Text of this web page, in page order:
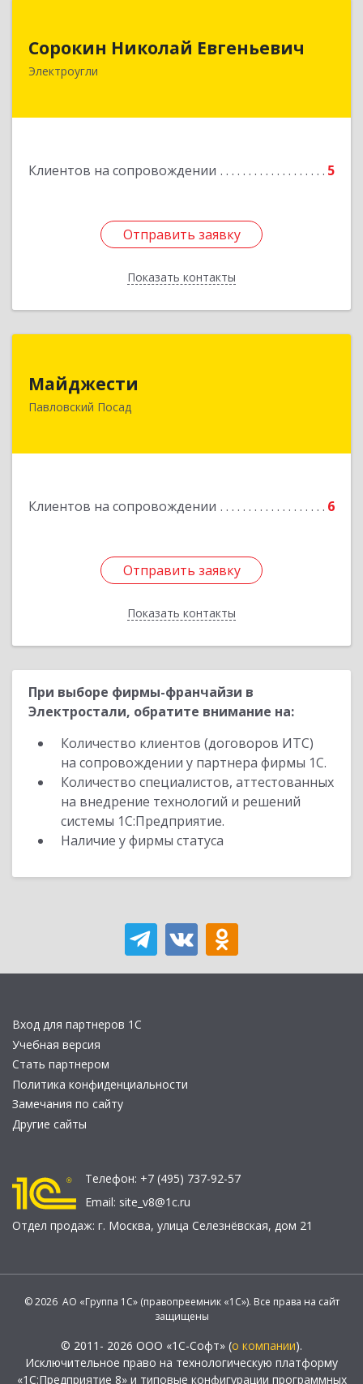
Сорокин Николай Евгеньевич
Электроугли
Клиентов на сопровождении 5
Отправить заявку
Показать контакты
Отправить заявку
Назад
Майджести
Павловский Посад
Клиентов на сопровождении 6
Отправить заявку
Показать контакты
142502, Московская обл, Павлово-Посадский р-
н, Павловский Посад г, Южная ул, дом № 22,
Отправить заявку
Назад
При выборе фирмы-франчайзи в
Электростали, обратите внимание на:
Количество клиентов (договоров ИТС)
на сопровождении у партнера фирмы 1С.
Количество специалистов, аттестованных
на внедрение технологий и решений
системы 1С:Предприятие.
Наличие у фирмы статуса
Вход для партнеров 1С
Учебная версия
Стать партнером
Политика конфиденциальности
Замечания по сайту
Другие сайты
Телефон: +7 (495) 737-92-57
Email: site_v8@1c.ru
Отдел продаж: г. Москва, улица Селезнёвская, дом 21
© 2026 АО «Группа 1С» (правопреемник «1С»). Все права на сайт
защищены
© 2011- 2026 ООО «1С-Софт» (о компании).
Исключительное право на технологическую платформу
«1С:Предприятие 8» и типовые конфигурации программных